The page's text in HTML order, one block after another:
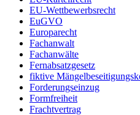
EU-Wettbewerbsrecht
EuGVO
Europarecht
Fachanwalt
Fachanwälte
Fernabsatzgesetz
fiktive
Forderungseinzug
Formfreiheit
Frachtvertrag